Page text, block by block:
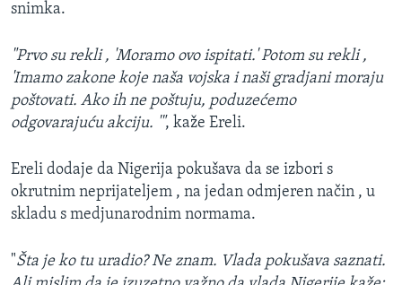
snimka.
"Prvo su rekli , 'Moramo ovo ispitati.' Potom su rekli ,
'Imamo zakone koje naša vojska i naši gradjani moraju
poštovati. Ako ih ne poštuju, poduzećemo
odgovarajuću akciju. '", kaže Ereli.
Ereli dodaje da Nigerija pokušava da se izbori s
okrutnim neprijateljem , na jedan odmjeren način , u
skladu s medjunarodnim normama.
"Šta je ko tu uradio? Ne znam. Vlada pokušava saznati.